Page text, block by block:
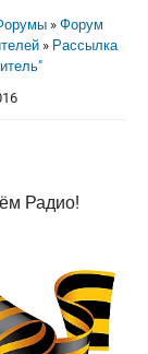
Форум
Рассылка
Радио!